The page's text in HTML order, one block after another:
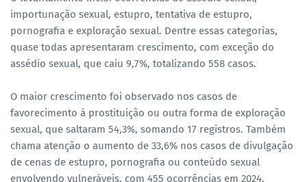
importunação sexual, estupro, tentativa de estupro,
pornografia e exploração sexual. Dentre essas categorias,
quase todas apresentaram crescimento, com exceção do
assédio sexual, que caiu 9,7%, totalizando 558 casos.
O maior crescimento foi observado nos casos de
favorecimento à prostituição ou outra forma de exploração
sexual, que saltaram 54,3%, somando 17 registros. Também
chama atenção o aumento de 33,6% nos casos de divulgação
de cenas de estupro, pornografia ou conteúdo sexual
envolvendo vulneráveis, com 455 ocorrências em 2024.